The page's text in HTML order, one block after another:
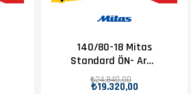
140/80-18 Mitas
Standard ÖN- Arka
Mousse Takım
₺19.320,00
₺24.840,00